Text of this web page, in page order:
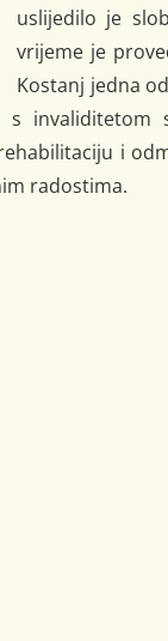
uslijedilo je
vrijeme je
Kostanj jedna
s
i
radostima.